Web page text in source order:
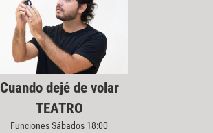
Cuando dejé de volar
TEATRO
Funciones Sábados 18:00